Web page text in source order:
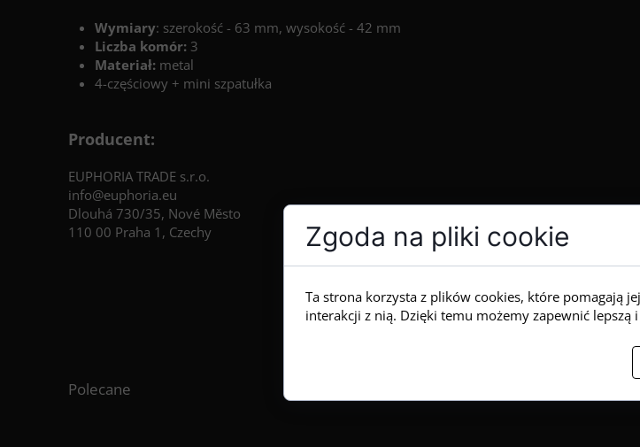
Polecane
Wymiary: szerokość - 63 mm, wysokość - 42 mm
Liczba komór: 3
Materiał: metal
4-częściowy + mini szpatułka
Producent:
EUPHORIA TRADE s.r.o.
info@euphoria.eu
Dlouhá 730/35, Nové Město
110 00 Praha 1, Czechy
Zgoda na pliki cookie
Ta strona korzysta z plików cookies, które pomagają
interakcji z nią. Dzięki temu możemy zapewnić lepszą